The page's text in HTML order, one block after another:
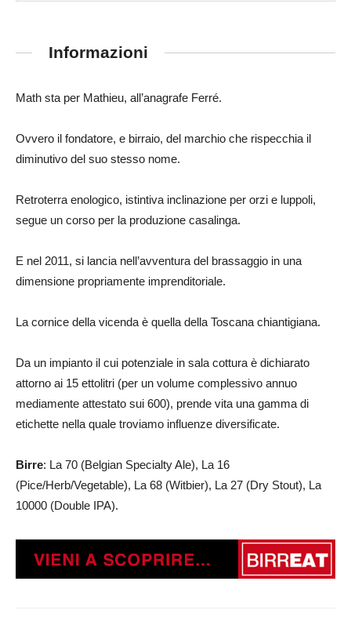
Informazioni
Math sta per Mathieu, all’anagrafe Ferré.
Ovvero il fondatore, e birraio, del marchio che rispecchia il
diminutivo del suo stesso nome.
Retroterra enologico, istintiva inclinazione per orzi e luppoli,
segue un corso per la produzione casalinga.
E nel 2011, si lancia nell’avventura del brassaggio in una
dimensione propriamente imprenditoriale.
La cornice della vicenda è quella della Toscana chiantigiana.
Da un impianto il cui potenziale in sala cottura è dichiarato
attorno ai 15 ettolitri (per un volume complessivo annuo
mediamente attestato sui 600), prende vita una gamma di
etichette nella quale troviamo influenze diversificate.
Birre: La 70 (Belgian Specialty Ale), La 16
(Pice/Herb/Vegetable), La 68 (Witbier), La 27 (Dry Stout), La
10000 (Double IPA).